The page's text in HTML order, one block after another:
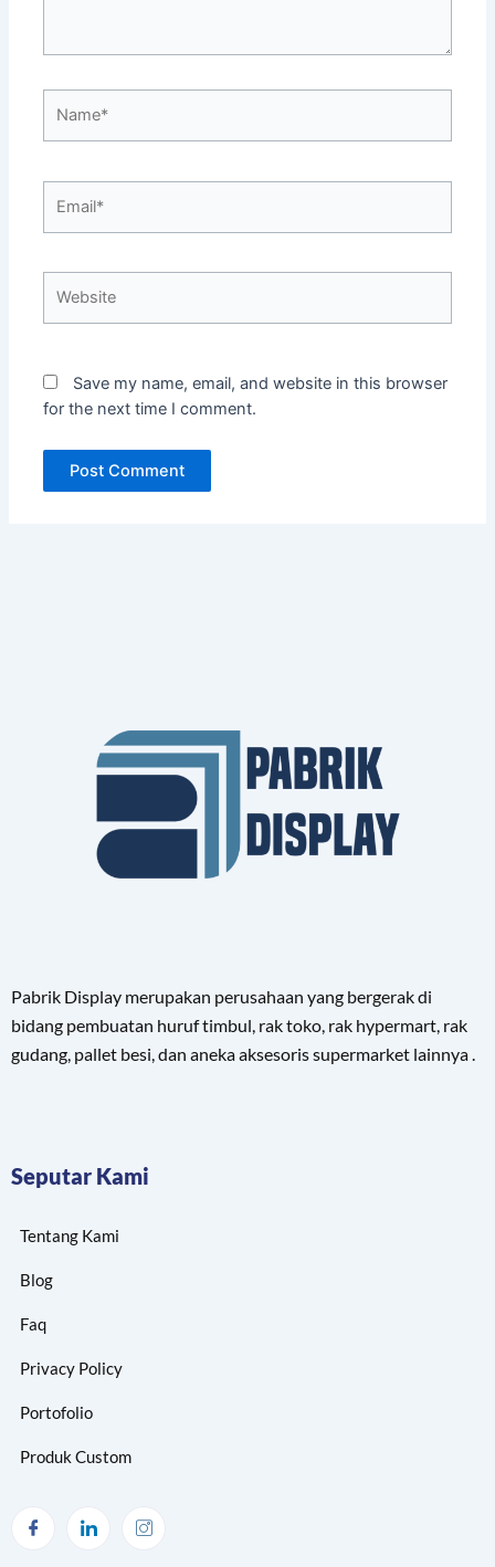
Save my name, email, and website in this browser
for the next time I comment.
Pabrik Display merupakan perusahaan yang bergerak di
bidang pembuatan huruf timbul, rak toko, rak hypermart, rak
gudang, pallet besi, dan aneka aksesoris supermarket lainnya .
Seputar Kami
Tentang Kami
Blog
Faq
Privacy Policy
Portofolio
Produk Custom